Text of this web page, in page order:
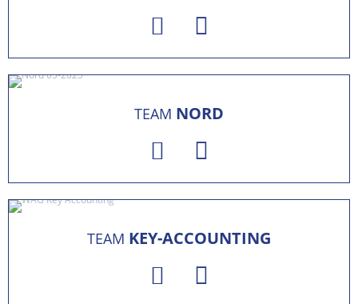
TEAM NORD
TEAM KEY-ACCOUNTING